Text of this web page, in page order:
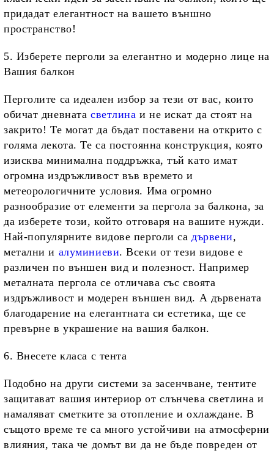
придадат елегантност на вашето външно
пространство!
5. Изберете перголи за елегантно и модерно лице на
Вашия балкон
Перголите са идеален избор за тези от вас, които
обичат дневната светлина и не искат да стоят на
закрито! Те могат да бъдат поставени на открито с
голяма лекота. Те са постоянна конструкция, която
изисква минимална поддръжка, тъй като имат
огромна издръжливост във времето и
метеорологичните условия. Има огромно
разнообразие от елементи за пергола за балкона, за
да изберете този, който отговаря на вашите нужди.
Най-популярните видове перголи садървени,
метални и алуминиеви. Всеки от тези видове е
различен по външен вид и полезност. Например
металната пергола се отличава със своята
издръжливост и модерен външен вид. А дървената
благодарение на елегантната си естетика, ще се
превърне в украшение на вашия балкон.
6. Внесете класа с тента
Подобно на други системи за засенчване, тентите
защитават вашия интериор от слънчева светлина и
намаляват сметките за отопление и охлаждане. В
същото време те са много устойчиви на атмосферни
влияния, така че домът ви да не бъде повреден от